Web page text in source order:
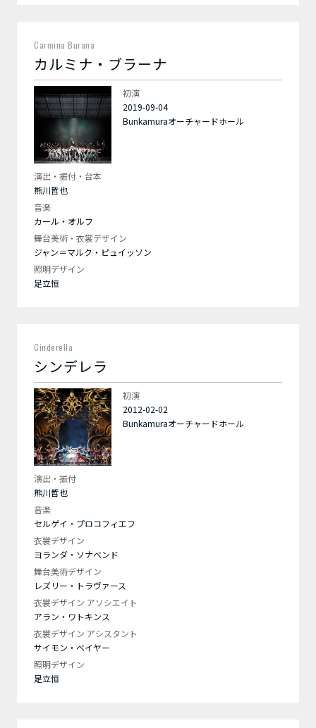
Carmina Burana
カルミナ・ブラーナ
初演
2019-09-04
Bunkamuraオーチャードホール
演出・振付・台本
熊川哲也
音楽
カール・オルフ
舞台美術・衣裳デザイン
ジャン＝マルク・ピュイッソン
照明デザイン
足立恒
Cinderella
シンデレラ
初演
2012-02-02
Bunkamuraオーチャードホール
演出・振付
熊川哲也
音楽
セルゲイ・プロコフィエフ
衣裳デザイン
ヨランダ・ソナベンド
舞台美術デザイン
レズリー・トラヴァース
衣裳デザイン アソシエイト
アラン・ワトキンス
衣裳デザイン アシスタント
サイモン・ベイヤー
照明デザイン
足立恒